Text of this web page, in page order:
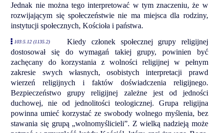
Jednak nie można tego interpretować w tym znaczeniu, że w
rozwijającym się społeczeństwie nie ma miejsca dla rodziny,
instytucji społecznych, Kościoła i państwa.
103:5.12 (1135.2)
Kiedy członek społecznej grupy religijnej
dostosował się do wymagań takiej grupy, powinien być
zachęcany do korzystania z wolności religijnej w pełnym
zakresie swych własnych, osobistych interpretacji prawd
wierzeń religijnych i faktów doświadczenia religijnego.
Bezpieczeństwo grupy religijnej zależne jest od jedności
duchowej, nie od jednolitości teologicznej. Grupa religijna
powinna umieć korzystać ze swobody wolnego myślenia, bez
stawania się grupą „wolnomyślicieli”. Z wielką nadzieją może